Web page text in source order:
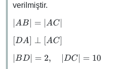
verilmiştir.
\abs{AB}
\abs{AC}
∣AB∣ = ∣AC∣
[DA]
[AC]
[DA] ⊥ [AC]
\abs{BD}
∣BD∣ = 2, ∣DC∣ = 10